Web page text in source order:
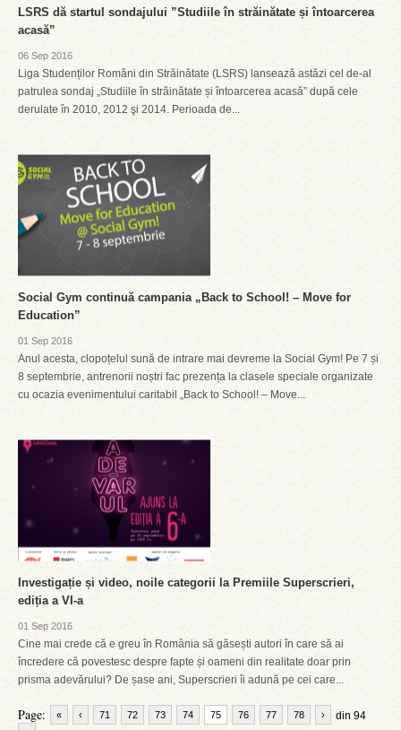
LSRS dă startul sondajului ”Studiile în străinătate și întoarcerea
acasă”
06 Sep 2016
Liga Studenților Români din Străinătate (LSRS) lansează astăzi cel de-al
patrulea sondaj „Studiile în străinătate și întoarcerea acasă” după cele
derulate în 2010, 2012 şi 2014. Perioada de...
Social Gym continuă campania „Back to School! – Move for
Education”
01 Sep 2016
Anul acesta, clopoțelul sună de intrare mai devreme la Social Gym! Pe 7 și
8 septembrie, antrenorii noștri fac prezența la clasele speciale organizate
cu ocazia evenimentului caritabil „Back to School! – Move...
Investigație și video, noile categorii la Premiile Superscrieri,
ediția a VI-a
01 Sep 2016
Cine mai crede că e greu în România să găsești autori în care să ai
încredere că povestesc despre fapte și oameni din realitate doar prin
prisma adevărului? De șase ani, Superscrieri îi adună pe cei care...
Page: « ‹ 71 72 73 74 75 76 77 78 din 94
›